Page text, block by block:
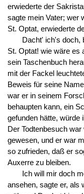
erwiederte der
sagte mein Vater; wer
St. Optat, erwiederte
Dacht' ich's doch,
St. Optat! wie wäre es
sein Taschenbuch
mit der Fackel
Beweis für seine
war er in seinem
behaupten kann, ein
gefunden hätte, würde
Der Todtenbesuch
gewesen, und er war
so zufrieden, daß er
Auxerre zu bleiben.
Ich will mir doch
ansehen, sagte er, als